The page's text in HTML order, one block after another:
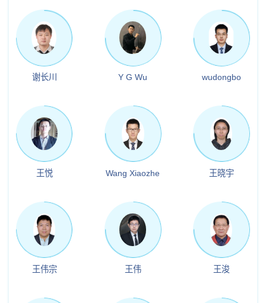
谢长川 Y G Wu wudongbo
王悦 Wang Xiaozhe 王晓宇
王伟宗 王伟 王浚